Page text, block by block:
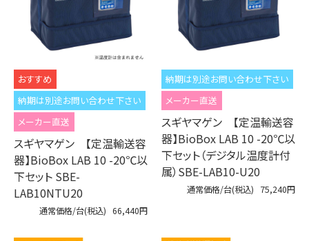
納期は別途お問い合わせ下さい
メーカー直送
スギヤマゲン 【定温輸送容
器】BioBox LAB 10 -20℃以
下セット SBE-
LAB10NTU20
通常価格/台(税込) 66,440円
納期は別途お問い合わせ下さい
メーカー直送
スギヤマゲン 【定温輸送容
器】BioBox LAB 10 -20℃以
下セット（デジタル温度計付
属）SBE-LAB10-U20
通常価格/台(税込) 75,240円